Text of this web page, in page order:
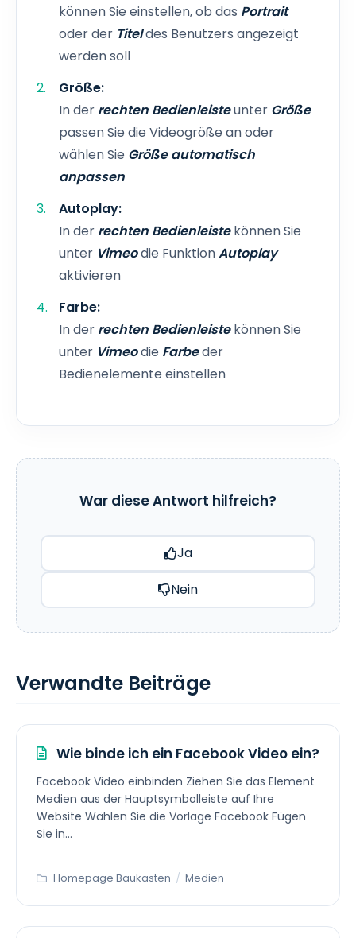
können Sie einstellen, ob das Portrait
oder der Titeldes Benutzers angezeigt
werden soll
Größe:
In der rechten Bedienleisteunter Größe
passen Sie die Videogröße an oder
wählen Sie Größe automatisch
anpassen
Autoplay:
In der rechten Bedienleistekönnen Sie
unter Vimeodie FunktionAutoplay
aktivieren
Farbe:
In der rechten Bedienleistekönnen Sie
unter Vimeodie Farbeder
Bedienelemente einstellen
War diese Antwort hilfreich?
Ja
Nein
Verwandte Beiträge
Wie binde ich ein Facebook Video ein?
Facebook Video einbinden Ziehen Sie das Element
Medien aus der Hauptsymbolleiste auf Ihre
Website Wählen Sie die Vorlage Facebook Fügen
Sie in...
Homepage Baukasten / Medien